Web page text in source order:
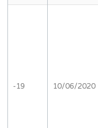
-19 10/06/2020